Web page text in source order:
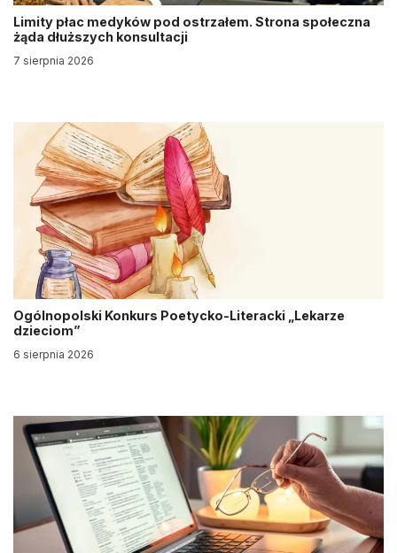
Limity płac medyków pod ostrzałem. Strona społeczna
żąda dłuższych konsultacji
7 sierpnia 2026
Ogólnopolski Konkurs Poetycko-Literacki „Lekarze
dzieciom”
6 sierpnia 2026